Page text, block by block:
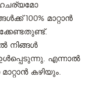
100% മാറ്റാൻ
നിങ്ങൾ
എന്നാൽ
കഴിയും.